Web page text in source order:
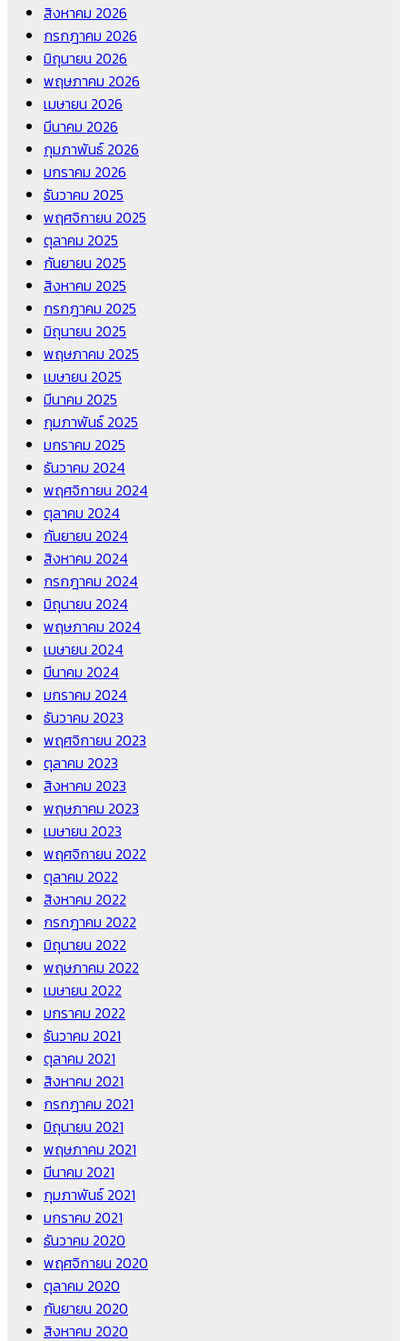
สิงหาคม 2026
กรกฎาคม 2026
มิถุนายน 2026
พฤษภาคม 2026
เมษายน 2026
มีนาคม 2026
กุมภาพันธ์ 2026
มกราคม 2026
ธันวาคม 2025
พฤศจิกายน 2025
ตุลาคม 2025
กันยายน 2025
สิงหาคม 2025
กรกฎาคม 2025
มิถุนายน 2025
พฤษภาคม 2025
เมษายน 2025
มีนาคม 2025
กุมภาพันธ์ 2025
มกราคม 2025
ธันวาคม 2024
พฤศจิกายน 2024
ตุลาคม 2024
กันยายน 2024
สิงหาคม 2024
กรกฎาคม 2024
มิถุนายน 2024
พฤษภาคม 2024
เมษายน 2024
มีนาคม 2024
มกราคม 2024
ธันวาคม 2023
พฤศจิกายน 2023
ตุลาคม 2023
สิงหาคม 2023
พฤษภาคม 2023
เมษายน 2023
พฤศจิกายน 2022
ตุลาคม 2022
สิงหาคม 2022
กรกฎาคม 2022
มิถุนายน 2022
พฤษภาคม 2022
เมษายน 2022
มกราคม 2022
ธันวาคม 2021
ตุลาคม 2021
สิงหาคม 2021
กรกฎาคม 2021
มิถุนายน 2021
พฤษภาคม 2021
มีนาคม 2021
กุมภาพันธ์ 2021
มกราคม 2021
ธันวาคม 2020
พฤศจิกายน 2020
ตุลาคม 2020
กันยายน 2020
สิงหาคม 2020